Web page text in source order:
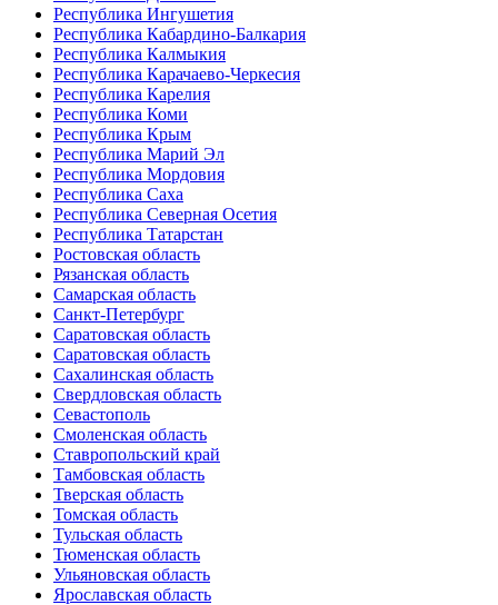
Республика Ингушетия
Республика Кабардино-Балкария
Республика Калмыкия
Республика Карачаево-Черкесия
Республика Карелия
Республика Коми
Республика Крым
Республика Марий Эл
Республика Мордовия
Республика Саха
Республика Северная Осетия
Республика Татарстан
Ростовская область
Рязанская область
Самарская область
Санкт-Петербург
Саратовская область
Саратовская область
Сахалинская область
Свердловская область
Севастополь
Смоленская область
Ставропольский край
Тамбовская область
Тверская область
Томская область
Тульская область
Тюменская область
Ульяновская область
Ярославская область